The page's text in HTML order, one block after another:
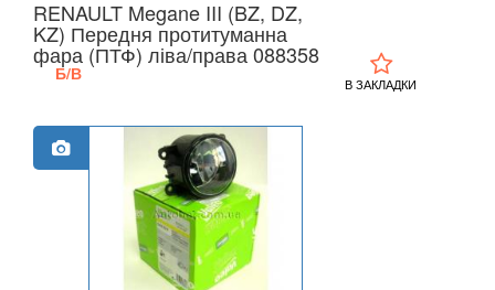
KIA
LANCIA
LAND ROVER
LEXUS
MASERATI
RENAULT Megane III (BZ, DZ,
KZ) Передня протитуманна
фара (ПТФ) ліва/права 088358
Б/В В ЗАКЛАДКИ